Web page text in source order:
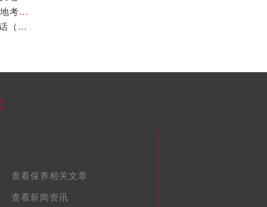
欧米茄中国官方售后服务中心地址与24小时客服电话实地考察报告多信源验证（2026年7月最新）
亲身探访欧米茄南宁官方售后服务中心｜地址与联系电话（2026年7月最新）
查看保养相关文章
查看新闻资讯